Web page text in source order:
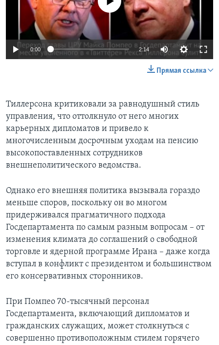
0:00 2:14
Прямая ссылка
Тиллерсона критиковали за равнодушный стиль
управления, что оттолкнуло от него многих
карьерных дипломатов и привело к
многочисленным досрочным уходам на пенсию
высокопоставленных сотрудников
внешнеполитического ведомства.
Однако его внешняя политика вызывала гораздо
меньше споров, поскольку он во многом
придерживался прагматичного подхода
Госдепартамента по самым разным вопросам – от
изменения климата до соглашений о свободной
торговле и ядерной программе Ирана – даже когда
вступал в конфликт с президентом и большинством
его консервативных сторонников.
При Помпео 70-тысячный персонал
Госдепартамента, включающий дипломатов и
гражданских служащих, может столкнуться с
совершенно противоположным стилем горячего